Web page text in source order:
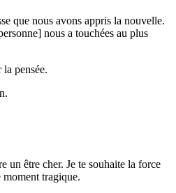
que nous avons appris la nouvelle.
nous a touchées au plus
pensée.
un être cher. Je te souhaite la force
moment tragique.